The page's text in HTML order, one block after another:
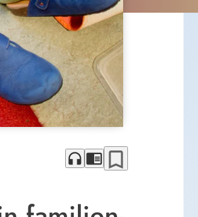
headphones chrome_reader_mode bookmark_border